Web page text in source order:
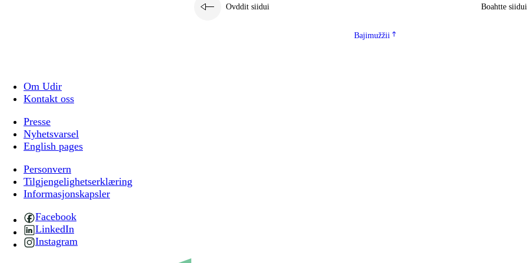
Ovddit siidui Boahtte siidui
Bajimužžii
Om Udir
Kontakt oss
Presse
Nyhetsvarsel
English pages
Personvern
Tilgjengelighetserklæring
Informasjonskapsler
Facebook
LinkedIn
Instagram